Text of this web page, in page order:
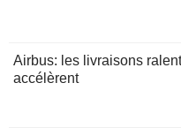
Airbus: les livraisons
accélèrent